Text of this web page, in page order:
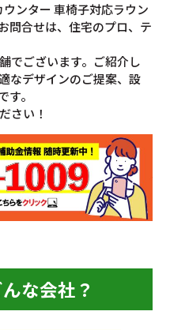
ンター 車椅子対応ラウン
問合せは、住宅のプロ、テ
でございます。ご紹介し
なデザインのご提案、設
。
さい！
な会社？